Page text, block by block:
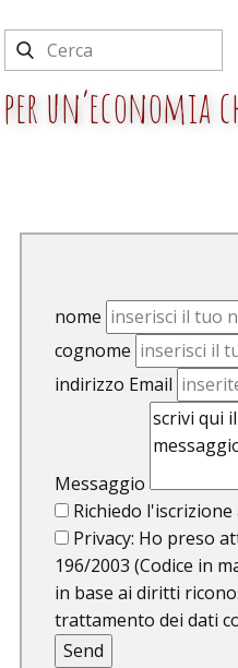
per un’economia
nome
cognome
indirizzo Email
Messaggio
Richiedo
Privacy: Ho preso
196/2003 (Codice in
in base ai diritti
trattamento dei dati
Send